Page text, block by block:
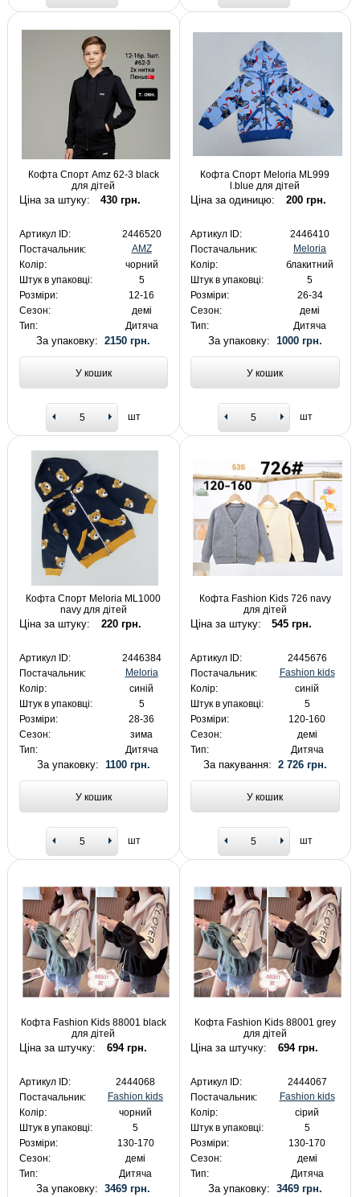
Кофта Спорт Amz 62-3 black
для дітей
Ціна за штуку: 430 грн.
Артикул ID:
2446520
Постачальник:
AMZ
Колір:
чорний
Штук в упаковці:
5
Розміри:
12-16
Сезон:
демі
Тип:
Дитяча
За упаковку:2150 грн.
У кошик
шт
Кофта Спорт Meloria ML999
l.blue для дітей
Ціна за одиницю: 200 грн.
Артикул ID:
2446410
Постачальник:
Meloria
Колір:
блакитний
Штук в упаковці:
5
Розміри:
26-34
Сезон:
демі
Тип:
Дитяча
За упаковку: 1000 грн.
У кошик
шт
Кофта Спорт Meloria ML1000
navy для дітей
Ціна за штуку: 220 грн.
Артикул ID:
2446384
Постачальник:
Meloria
Колір:
синій
Штук в упаковці:
5
Розміри:
28-36
Сезон:
зима
Тип:
Дитяча
За упаковку: 1100 грн.
У кошик
шт
Кофта Fashion Kids 726 navy
для дітей
Ціна за штуку: 545 грн.
Артикул ID:
2445676
Постачальник:
Fashion kids
Колір:
синій
Штук в упаковці:
5
Розміри:
120-160
Сезон:
демі
Тип:
Дитяча
За пакування: 2 726 грн.
У кошик
шт
Кофта Fashion Kids 88001 black
для дітей
Ціна за штучку: 694 грн.
Артикул ID:
2444068
Постачальник:
Fashion kids
Колір:
чорний
Штук в упаковці:
5
Розміри:
130-170
Сезон:
демі
Тип:
Дитяча
За упаковку:3469 грн.
Кофта Fashion Kids 88001 grey
для дітей
Ціна за штучку: 694 грн.
Артикул ID:
2444067
Постачальник:
Fashion kids
Колір:
сірий
Штук в упаковці:
5
Розміри:
130-170
Сезон:
демі
Тип:
Дитяча
За упаковку: 3469 грн.